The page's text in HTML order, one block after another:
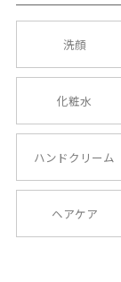
洗顔
化粧水
ハンドクリーム
ヘアケア